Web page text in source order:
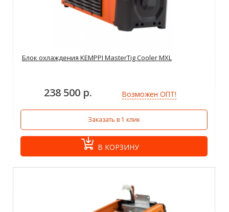
Блок охлаждения KEMPPI MasterTig Cooler MXL
238 500 р. Возможен ОПТ!
Заказать в 1 клик
В КОРЗИНУ